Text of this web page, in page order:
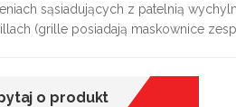
sąsiadujących z patelnią
(grille posiadają maskownice
o produkt